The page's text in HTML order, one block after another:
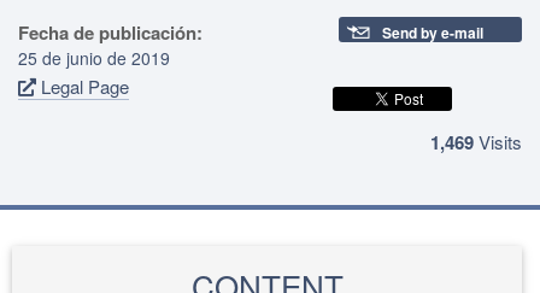
Fecha de publicación:
25 de junio de 2019
Legal Page
Send by e-mail
1,469Visits